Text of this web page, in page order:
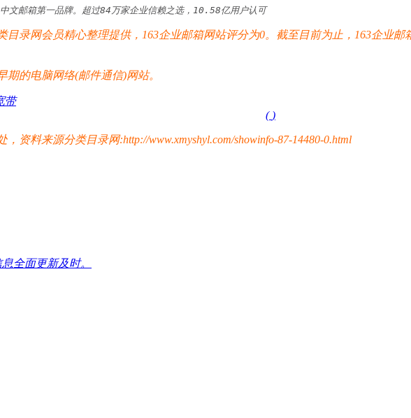
文邮箱第一品牌。超过84万家企业信赖之选，10.58亿用户认可
录网会员精心整理提供，163企业邮箱网站评分为0。截至目前为止，163企业
的电脑网络(邮件通信)网站。
带
( )
资料来源分类目录网:http://www.xmyshyl.com/showinfo-87-14480-0.html
全面更新及时。